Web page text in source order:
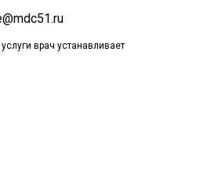
врач устанавливает